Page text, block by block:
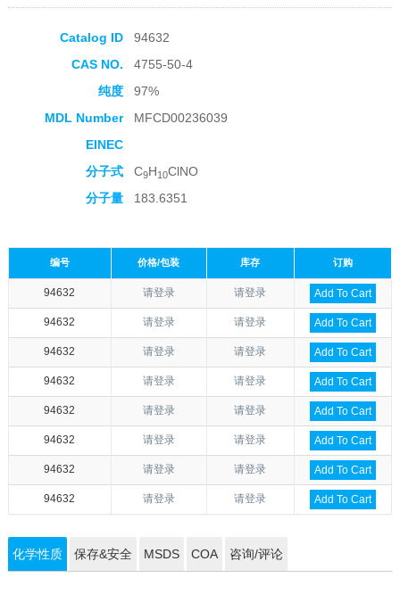
Catalog ID
94632
CAS NO.
4755-50-4
纯度
97%
MDL Number
MFCD00236039
EINEC
分子式
C9H10ClNO
分子量
183.6351
编号 价格/包装 库存 订购
94632 请登录 请登录 Add To Cart
94632 请登录 请登录 Add To Cart
94632 请登录 请登录 Add To Cart
94632 请登录 请登录 Add To Cart
94632 请登录 请登录 Add To Cart
94632 请登录 请登录 Add To Cart
94632 请登录 请登录 Add To Cart
94632 请登录 请登录 Add To Cart
化学性质 保存&安全 MSDS COA 咨询/评论